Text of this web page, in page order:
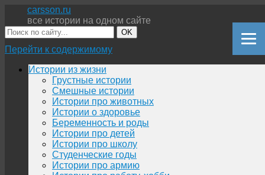
carsson.ru
все истории на одном сайте
OK
Перейти к содержимому
Истории из жизни
Грустные истории
Смешные истории
Истории про животных
Истории о здоровье
Беременность и роды
Истории про детей
Истории про школу
Студенческие годы
Истории про армию